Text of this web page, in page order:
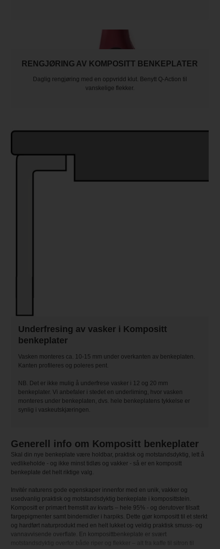
RENGJØRING AV KOMPOSITT BENKEPLATER
Daglig rengjøring med en oppvridd klut. Benytt Q-Action til
vanskelige flekker.
Underfresing av vasker i Kompositt
benkeplater
Vasken monteres ca. 10-15 mm under overkanten av benkeplaten.
Kanten profileres og poleres pent.
NB. Det er ikke mulig å underfrese vasker i 12 og 20 mm
benkeplater. Vi anbefaler i stedet en underliming, hvor vasken
monteres under benkeplaten, dvs. hele benkeplatens tykkelse er
synlig i vaskeutskjæringen.
Generell info om Kompositt benkeplater
Skal din nye benkeplate være holdbar, praktisk og motstandsdyktig, lett å
vedlikeholde - og ikke minst tidløs og vakker - så er en kompositt
benkeplate det helt riktige valg.
Invitér naturens gode egenskaper innenfor med en unik, vakker og
usedvanlig praktisk og motstandsdyktig benkeplate i komposittstein.
Kompositt er primært fremstilt av kvarts – hele 95% - og derutover tilsatt
fargepigmenter samt bindemidler i harpiks. Dette gjør kompositt til et sterkt
og hardført naturprodukt med en helt lukket og veldig praktisk smuss- og
vannavvisende overflate. En komposittbenkeplate er svært
motstandsdyktig overfor både riper og flekker – alt fra kaffe til sitron til